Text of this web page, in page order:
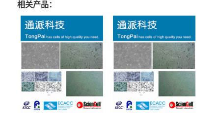
相关产品：